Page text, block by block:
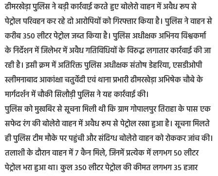
ढीमरखेड़ा पुलिस ने बड़ी कार्रवाई करते हुए बोलेरो वाहन में अवैध रूप से
पेट्रोल परिवहन कर रहे दो आरोपियों को गिरफ्तार किया है। पुलिस ने वाहन से
करीब 350 लीटर पेट्रोल जब्त किया है। पुलिस अधीक्षक अभिनय विश्वकर्मा
के निर्देशन में जिलेभर में अवैध गतिविधियों के विरुद्ध लगातार कार्रवाई की जा
रही है। इसी क्रम में अतिरिक्त पुलिस अधीक्षक संतोष डेहरिया, एसडीओपी
स्लीमनाबाद आकांक्षा चतुर्वेदी एवं थाना प्रभारी ढीमरखेड़ा अभिषेक चौबे के
मार्गदर्शन में चौकी सिलौड़ी पुलिस ने यह कार्रवाई की।
पुलिस को मुखबिर से सूचना मिली थी कि ग्राम गोपालपुर तिराहा के पास एक
सफेद रंग की बोलेरो वाहन में अवैध रूप से पेट्रोल रखा हुआ है। सूचना मिलते
ही पुलिस टीम मौके पर पहुंची और संदिग्ध बोलेरो वाहन को रोककर जांच की।
तलाशी के दौरान वाहन में 7 कैन मिले, जिनमें प्रत्येक में लगभग 50 लीटर
पेट्रोल भरा हुआ था। कुल 350 लीटर पेट्रोल की कीमत लगभग 35 हजार